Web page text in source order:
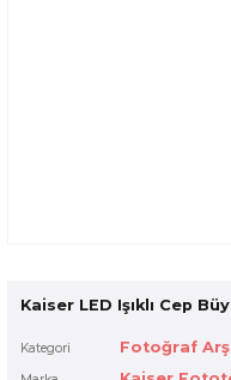
Kaiser LED Işıklı Cep
Kategori Fotoğraf